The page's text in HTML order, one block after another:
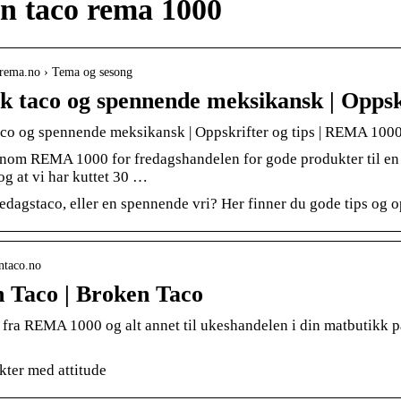
taco rema 1000
› Tema og sesong
taco og spennende meksikansk |
og spennende meksikansk | Oppskrifter og tips | REMA
REMA 1000 for fredagshandelen for gode produkter til
at vi har kuttet 30 …
eller en spennende vri? Her finner du gode tips og
Taco | Broken Taco
REMA 1000 og alt annet til ukeshandelen i din matbutikk
med attitude